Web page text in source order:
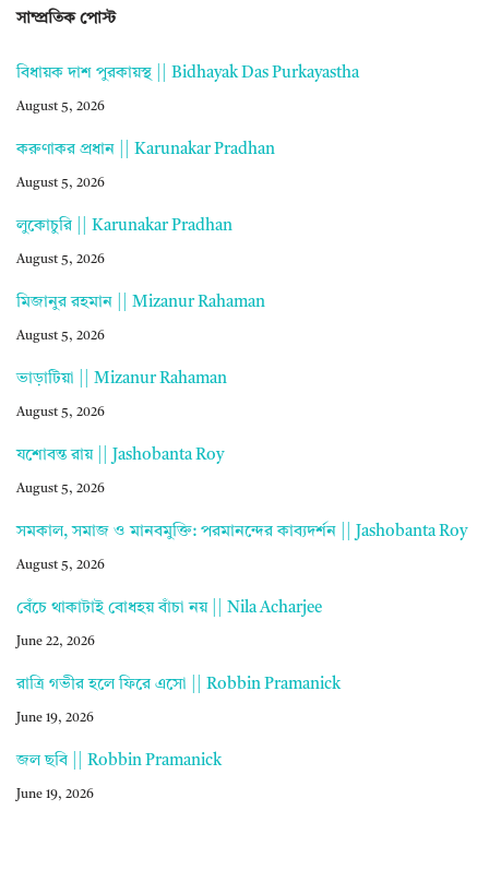
সাম্প্রতিক পোস্ট
বিধায়ক দাশ পুরকায়স্থ || Bidhayak Das Purkayastha
August 5, 2026
করুণাকর প্রধান || Karunakar Pradhan
August 5, 2026
লুকোচুরি || Karunakar Pradhan
August 5, 2026
মিজানুর রহমান || Mizanur Rahaman
August 5, 2026
ভাড়াটিয়া || Mizanur Rahaman
August 5, 2026
যশোবন্ত রায় || Jashobanta Roy
August 5, 2026
সমকাল, সমাজ ও মানবমুক্তি: পরমানন্দের কাব্যদর্শন || Jashobanta Roy
August 5, 2026
বেঁচে থাকাটাই বোধহয় বাঁচা নয় || Nila Acharjee
June 22, 2026
রাত্রি গভীর হলে ফিরে এসো || Robbin Pramanick
June 19, 2026
জল ছবি || Robbin Pramanick
June 19, 2026